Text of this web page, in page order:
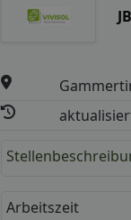
Arbeitszeit